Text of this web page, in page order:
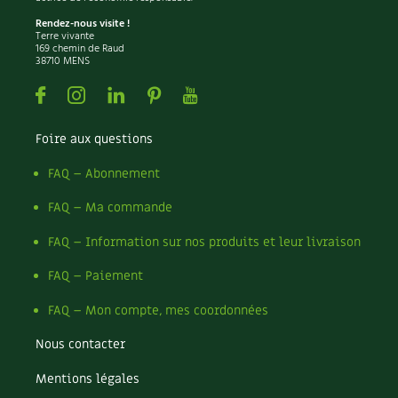
Rendez-nous visite !
Terre vivante
169 chemin de Raud
38710 MENS
FacebookInstagramLinkedin
PinterestYoutube
Foire aux questions
FAQ – Abonnement
FAQ – Ma commande
FAQ – Information sur nos produits et leur livraison
FAQ – Paiement
FAQ – Mon compte, mes coordonnées
Nous contacter
Mentions légales